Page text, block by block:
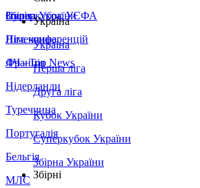
Збірна України
Італія
Німеччина
Франція
Нідерланди
Туреччина
Португалія
Бельгія
МЛС
Суперкубок УЄФА
Ліга конференцій
ЛЧ - Top News
Україна
Україна
Перша ліга
Друга ліга
Кубок України
Суперкубок України
Збірна України
Збірні